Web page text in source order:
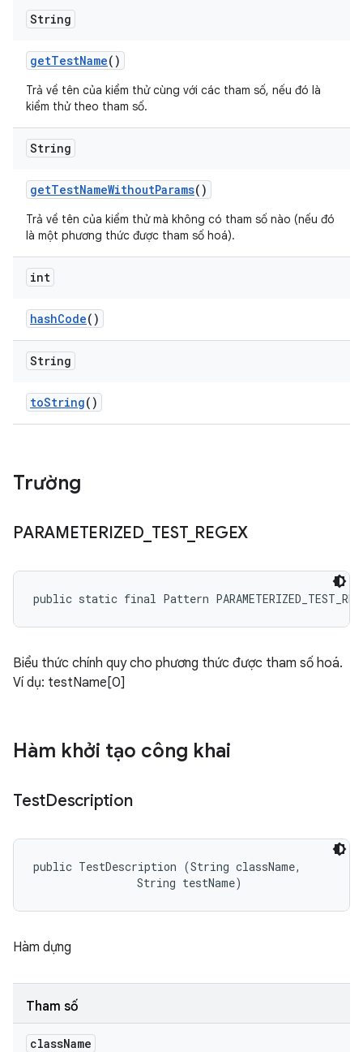
String
getTestName()
Trả về tên của kiểm thử cùng với các tham số, nếu đó là
kiểm thử theo tham số.
String
getTestNameWithoutParams()
Trả về tên của kiểm thử mà không có tham số nào (nếu đó
là một phương thức được tham số hoá).
int
hashCode()
String
toString()
Trường
PARAMETERIZED_ TEST_ REGEX
public static final Pattern
Biểu thức chính quy cho phương thức được tham số hoá.
Ví dụ: testName[0]
Hàm khởi tạo công khai
TestDescription
public TestDescription (String className,
                String testName)
Hàm dựng
Tham số
className